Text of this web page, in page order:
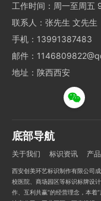
工作时间：周一至周五
联系人：张先生 文先生
手机：13991387483
邮件：
地址：陕西西安
底部导航
关于我们 标识资讯 产
西安创美环艺标识制作有限公司
校医院、商场园区等标识标牌设
作、互利共赢”的经营理念，本着